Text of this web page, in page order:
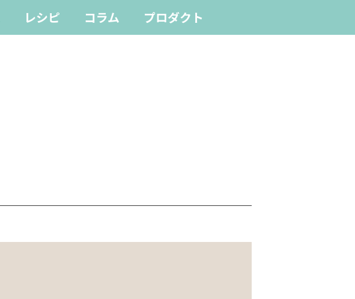
レシピ コラム
プロダクト